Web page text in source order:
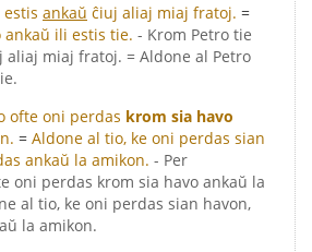
ankaŭ ĉiuj aliaj miaj fratoj. =
ankaŭ ili estis tie. - Krom Petro tie
aliaj miaj fratoj. = Aldone al Petro
ofte oni perdas krom sia havo
= Aldone al tio, ke oni perdas sian
ankaŭ la amikon. - Per
oni perdas krom sia havo ankaŭ la
al tio, ke oni perdas sian havon,
la amikon.